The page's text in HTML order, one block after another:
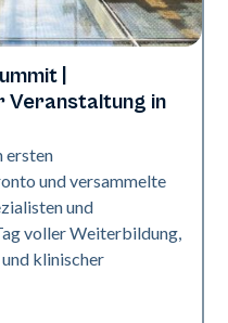
|
Veranstaltung in
ersten
und versammelte
und
voller Weiterbildung,
klinischer